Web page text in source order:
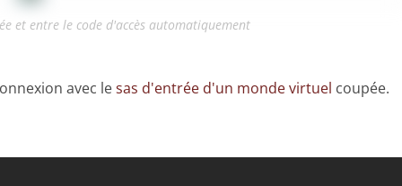
et entre le code d'accès automatiquement
avec lesas d'entrée d'un monde virtuel coupée.